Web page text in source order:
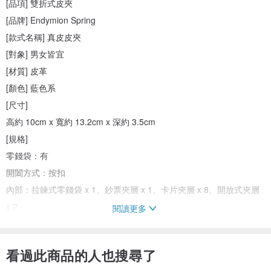
[品項] 雙折式皮夾
[品牌] Endymion Spring
[款式名稱] 真皮皮夾
[對象] 男女皆宜
[材質] 皮革
[顏色] 藍色系
[尺寸]
高約 10cm x 寬約 13.2cm x 深約 3.5cm
[規格]
零錢袋：有
開闔方式：按扣
內部：拉鍊式零錢袋 x 1、鈔票夾層 x 1、卡片夾層 x 8、開放式夾層
防塵袋、外盒
閱讀更多
看過此商品的人也搜尋了